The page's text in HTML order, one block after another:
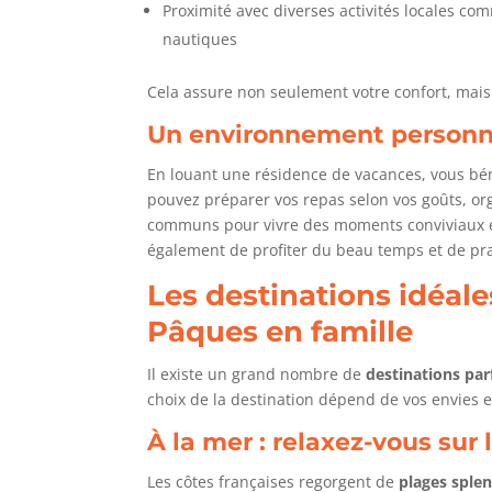
Proximité avec diverses activités locales
nautiques
Cela assure non seulement votre confort,
Un environnement
En louant une résidence de vacances, vous
pouvez préparer vos repas selon vos goûts,
communs pour vivre des moments
également de profiter du beau temps et de
Les destinations
Pâques en famille
Il existe un grand nombre dedestinations
choix de la destination dépend de vos envies
À la mer : relaxez-vous
Les côtes françaises regorgent de plages